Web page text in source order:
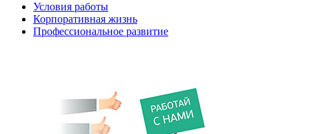
Условия работы
Корпоративная жизнь
Профессиональное развитие